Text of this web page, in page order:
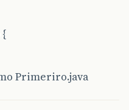
Primeriro.java